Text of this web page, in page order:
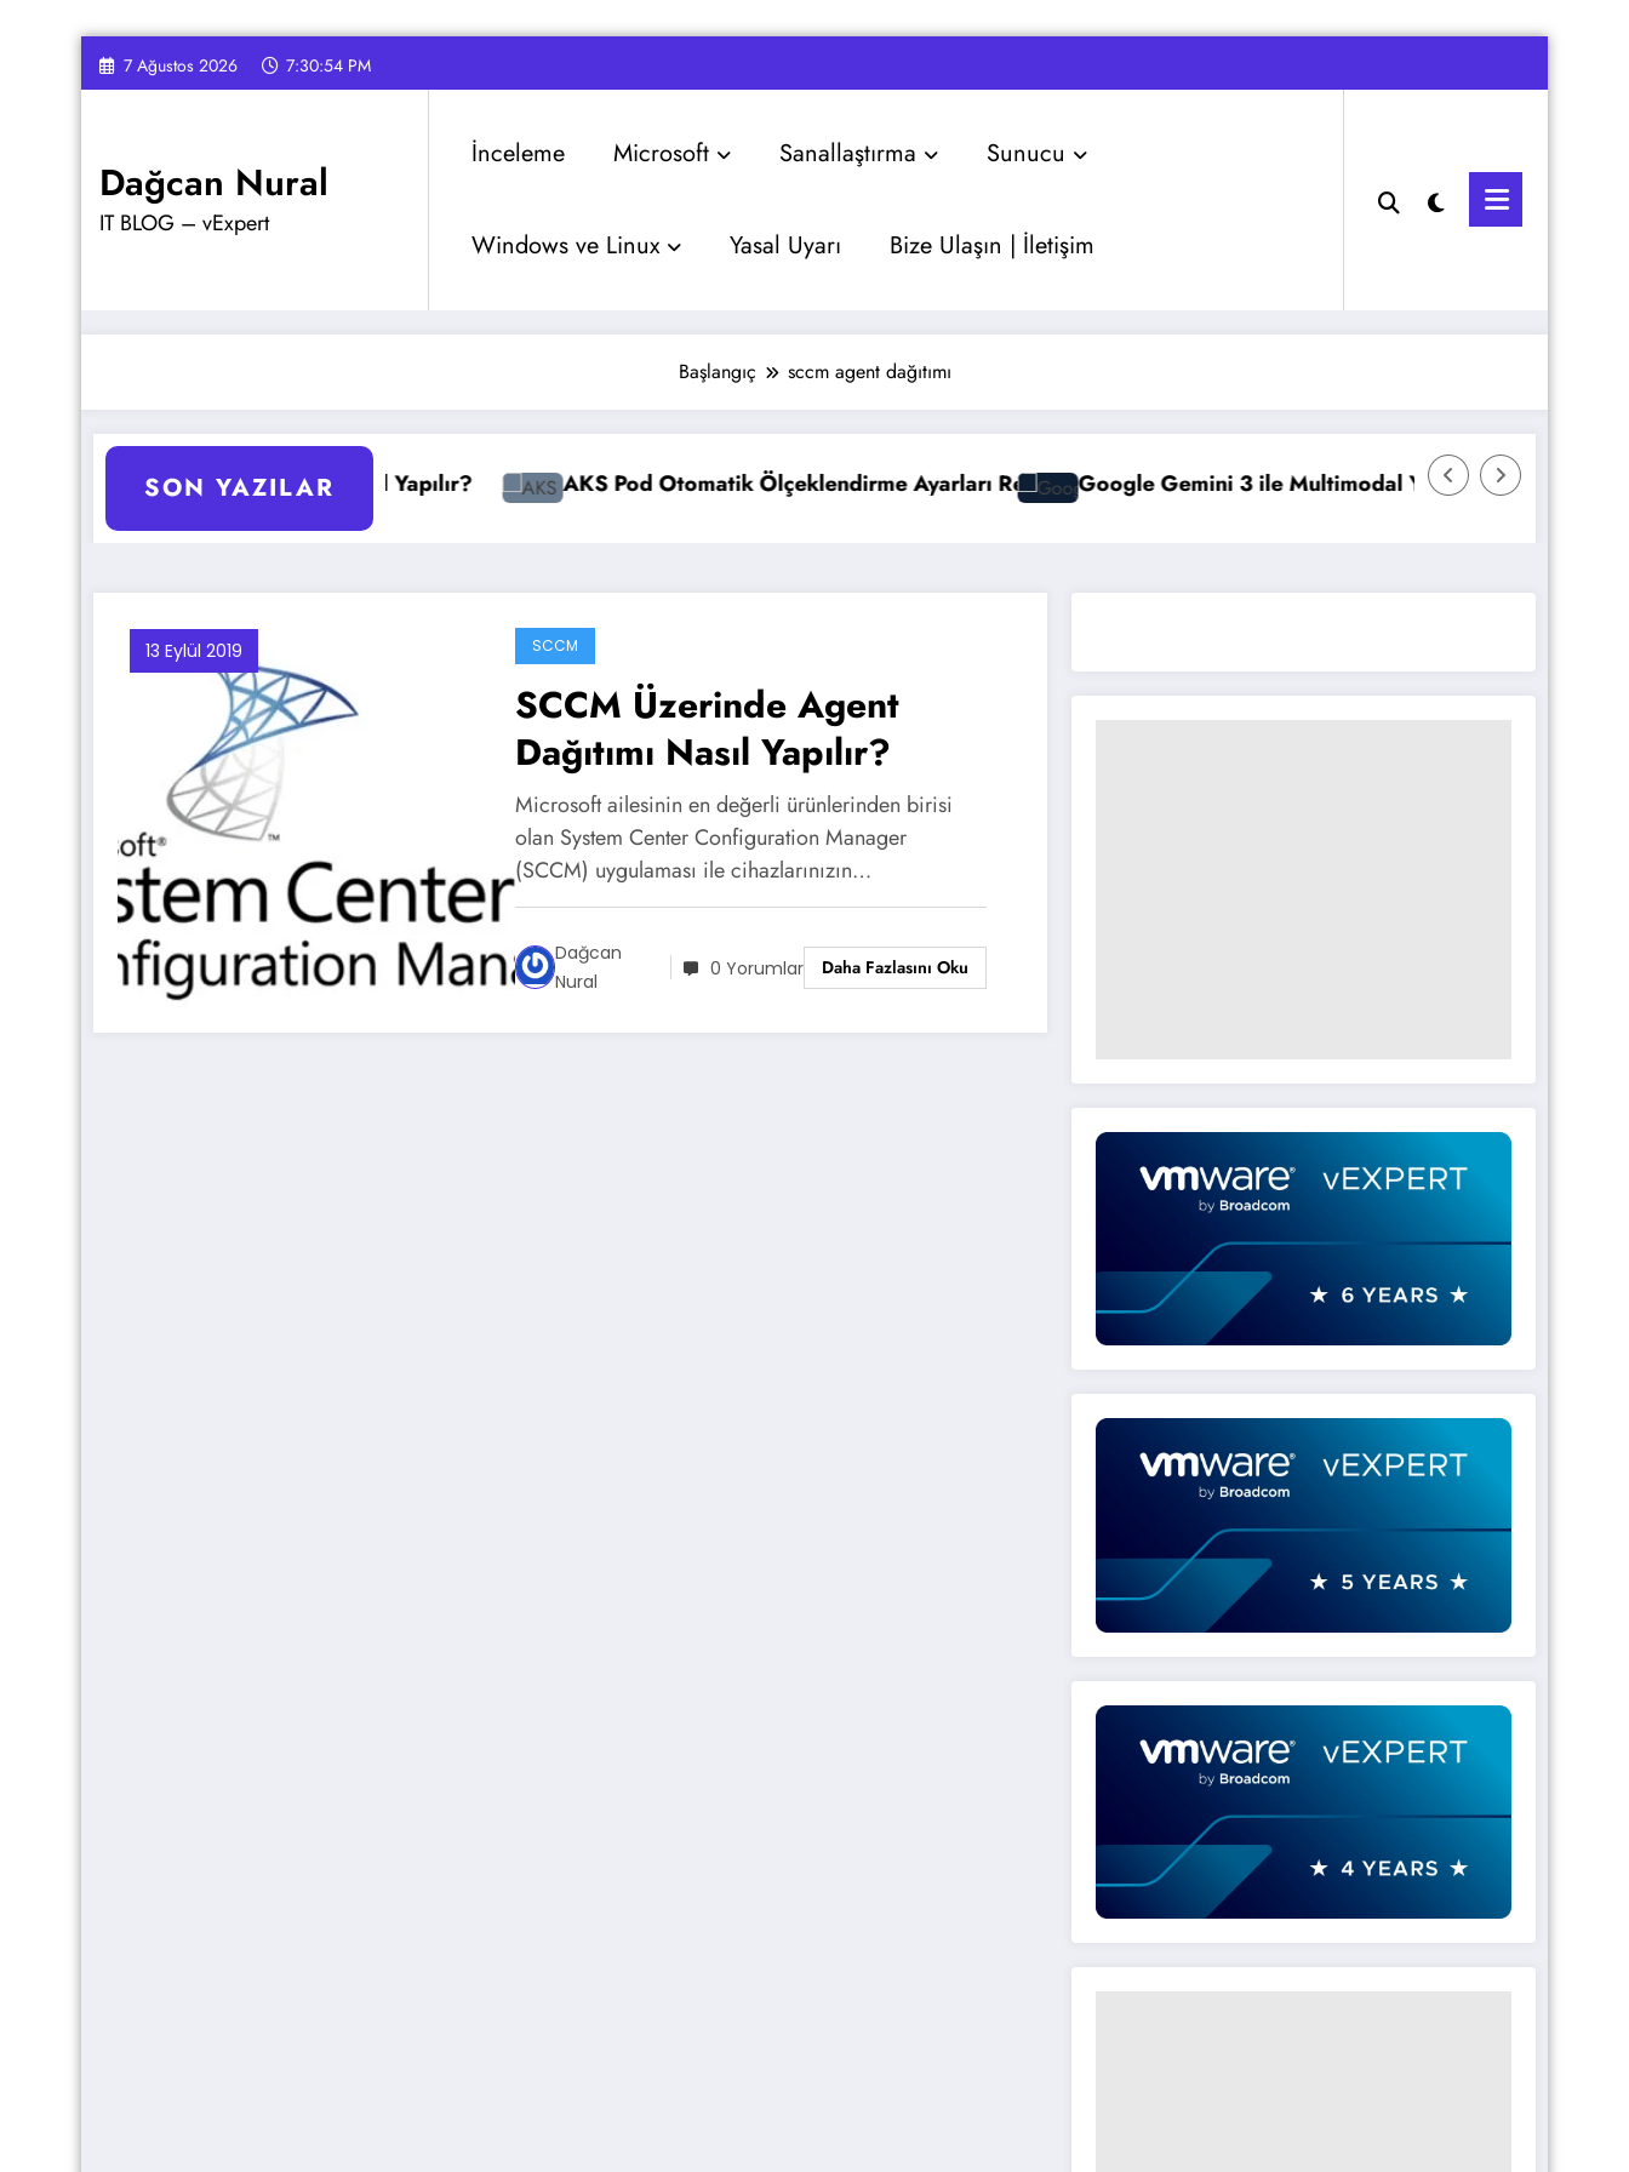
İçeriğe
atla
7 Ağustos 2026 7:30:55 PM
Dağcan Nural
IT BLOG – vExpert
İnceleme Microsoft Sanallaştırma Sunucu
Windows ve Linux Yasal Uyarı Bize Ulaşın | İletişim
Başlangıç sccm agent dağıtımı
SON YAZILAR
GPO Yedekleme Nasıl Yapılır? AKS Pod Otomatik Ölçeklendirme Ayarları RehberiGoogle Gemini 3 ile Multimodal Yapay Zeka Veeam
13 Eylül 2019 SCCM
SCCM Üzerinde Agent
Dağıtımı Nasıl Yapılır?
Microsoft ailesinin en değerli ürünlerinden birisi
olan System Center Configuration Manager
(SCCM) uygulaması ile cihazlarınızın…
Dağcan
Nural
0 Yorumlar Daha Fazlasını Oku